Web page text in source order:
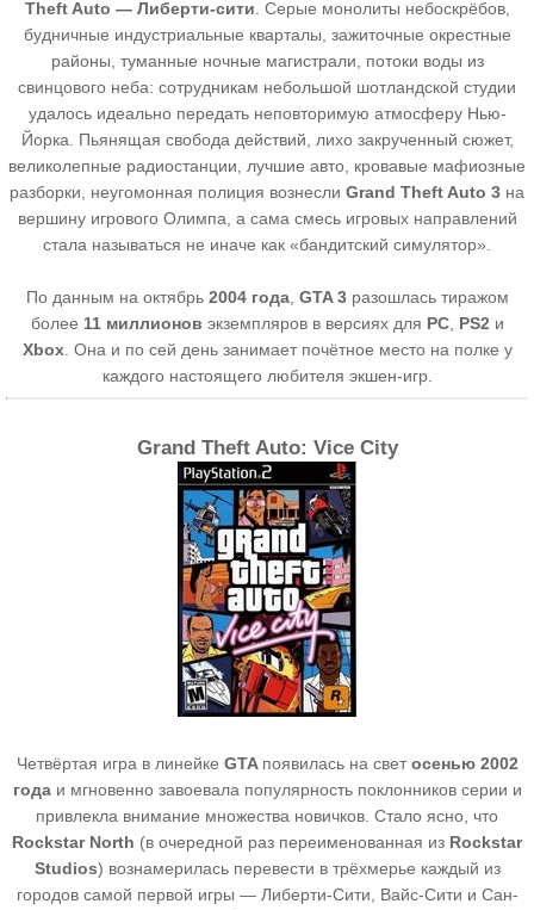
Theft Auto — Либерти-сити . Серые монолиты небоскрёбов,
будничные индустриальные кварталы, зажиточные окрестные
районы, туманные ночные магистрали, потоки воды из
свинцового неба: сотрудникам небольшой шотландской студии
удалось идеально передать неповторимую атмосферу Нью-
Йорка. Пьянящая свобода действий, лихо закрученный сюжет,
великолепные радиостанции, лучшие авто, кровавые мафиозные
разборки, неугомонная полиция вознесли Grand Theft Auto 3 на
вершину игрового Олимпа, а сама смесь игровых направлений
стала называться не иначе как «бандитский симулятор».
По данным на октябрь 2004 года, GTA 3разошлась тиражом
более 11 миллионов экземпляров в версиях для PC, PS2 и
Xbox. Она и по сей день занимает почётное место на полке у
каждого настоящего любителя экшен-игр.
Grand Theft Auto: Vice City
Четвёртая игра в линейке GTA появилась на светосенью 2002
годаи мгновенно завоевала популярность поклонников серии и
привлекла внимание множества новичков. Стало ясно, что
Rockstar North (в очередной раз переименованная из Rockstar
Studios) вознамерилась перевести в трёхмерье каждый из
городов самой первой игры — Либерти-Сити, Вайс-Сити и Сан-